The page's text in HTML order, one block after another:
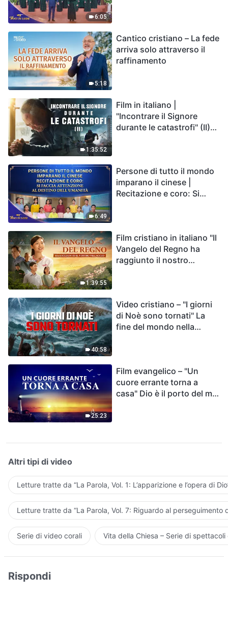
6:05
5:18
Cantico cristiano – La fede
arriva solo attraverso il
raffinamento
1:35:52
Film in italiano |
"Incontrare il Signore
durante le catastrofi" (II)
Regno di Dio?
6:49
Persone di tutto il mondo
imparano il cinese |
Recitazione e coro: Si
1:39:55
Film cristiano in italiano "Il
Vangelo del Regno ha
raggiunto il nostro
40:58
Video cristiano – "I giorni
di Noè sono tornati" La
fine del mondo nella
25:23
Film evangelico – "Un
cuore errante torna a
casa" Dio è il porto del mio
Altri tipi di video
Letture tratte da “La Parola, Vol. 1: L’apparizione e l’opera di
Letture tratte da “La Parola, Vol. 7: Riguardo al perseguimento
Serie di video corali Vita della Chiesa – Serie di
Rispondi